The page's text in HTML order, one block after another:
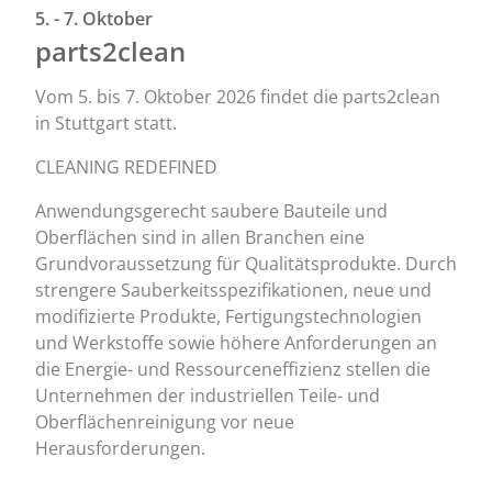
5. - 7. Oktober
parts2clean
Vom 5. bis 7. Oktober 2026 findet die parts2clean
in Stuttgart statt.
CLEANING REDEFINED
Anwendungsgerecht saubere Bauteile und
Oberflächen sind in allen Branchen eine
Grundvoraussetzung für Qualitätsprodukte. Durch
strengere Sauberkeitsspezifikationen, neue und
modifizierte Produkte, Fertigungstechnologien
und Werkstoffe sowie höhere Anforderungen an
die Energie- und Ressourceneffizienz stellen die
Unternehmen der industriellen Teile- und
Oberflächenreinigung vor neue
Herausforderungen.